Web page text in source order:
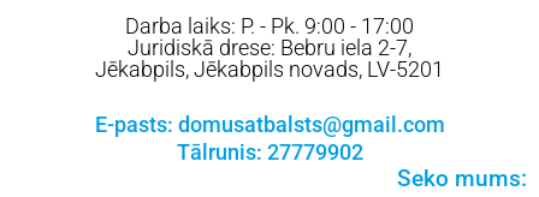
Darba laiks: P. - Pk. 9:00 - 17:00
Juridiskā drese: Bebru iela 2-7,
Jēkabpils, Jēkabpils novads, LV-5201
E-pasts: domusatbalsts@gmail.com
Tālrunis: 27779902
Seko mums: